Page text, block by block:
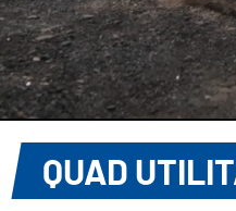
QUAD